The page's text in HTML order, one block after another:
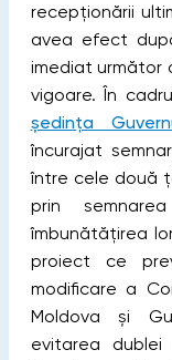
recepționării
avea efect
imediat următor
vigoare. În
ședința
încurajat
între cele două
prin
îmbunătățirea
proiect ce
modificare a
Moldova și
evitarea dublei